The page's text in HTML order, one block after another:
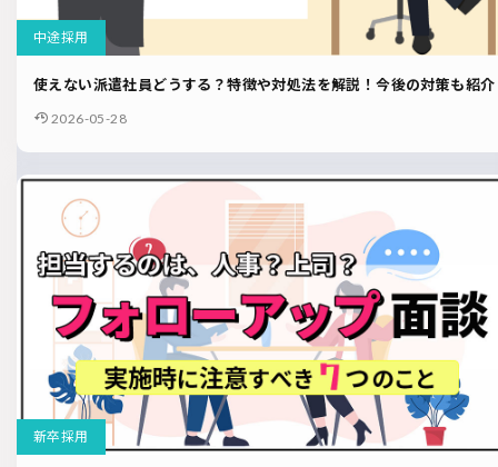
中途採用
使えない派遣社員どうする？特徴や対処法を解説！今後の対策も紹介
2026-05-28
新卒採用